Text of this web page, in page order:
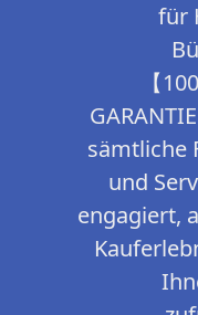
für
【
sämtliche
und
engagiert,